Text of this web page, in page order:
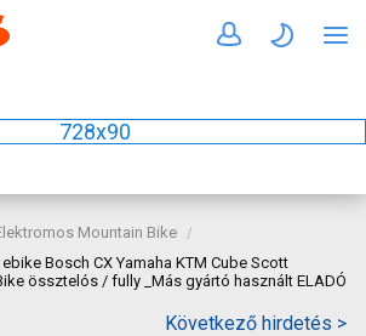
728x90
Mountain Bike
ebike Bosch CX Yamaha KTM Cube Scott
össztelós / fully _Más gyártó használt ELADÓ
Következő hirdetés >